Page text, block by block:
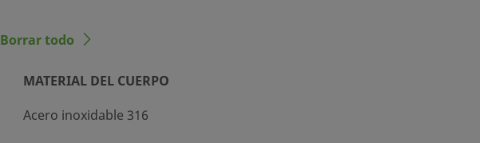
Borrar todo
Acero inoxidable 316
MATERIAL DEL CUERPO